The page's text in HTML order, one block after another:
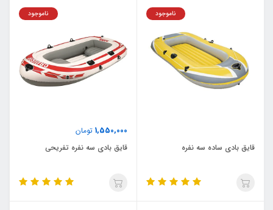
ناموجود
قایق بادی ساده سه نفره
1,550,000 تومان
ناموجود
قایق بادی سه نفره تفریحی